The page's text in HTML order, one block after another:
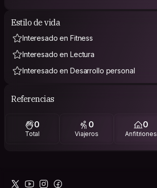
Estilo de vida
Interesado en Fitness
Interesado en Lectura
Interesado en Desarrollo personal
Referencias
0
Total
0
Viajeros
0
Anfitriones